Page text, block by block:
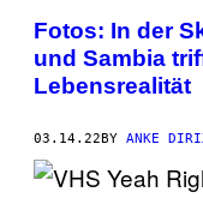
Fotos: In der
und Sambia
Lebensrealität
03.14.22 BY ANKE